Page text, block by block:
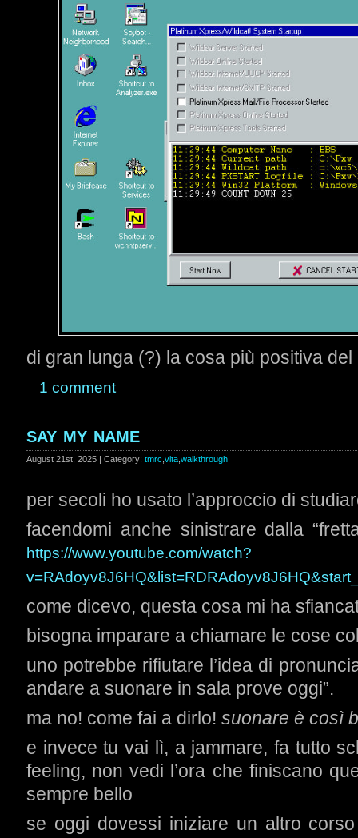
di gran lunga (?) la cosa più positiva
1 comment
say my name
August 21st, 2025 | Category: tmrc vita walkthrough
per secoli ho usato l’approccio di
facendomi anche sinistrare dalla
https://www.youtube.com/watch?
come dicevo, questa cosa mi ha
bisogna imparare a chiamare le cose
uno potrebbe rifiutare l’idea di
andare a suonare in sala prove oggi”.
ma no! come fai a dirlo! suonare è così
e invece tu vai lì, a jammare, fa tutto
feeling, non vedi l’ora che finiscano
sempre bello
se oggi dovessi iniziare un altro